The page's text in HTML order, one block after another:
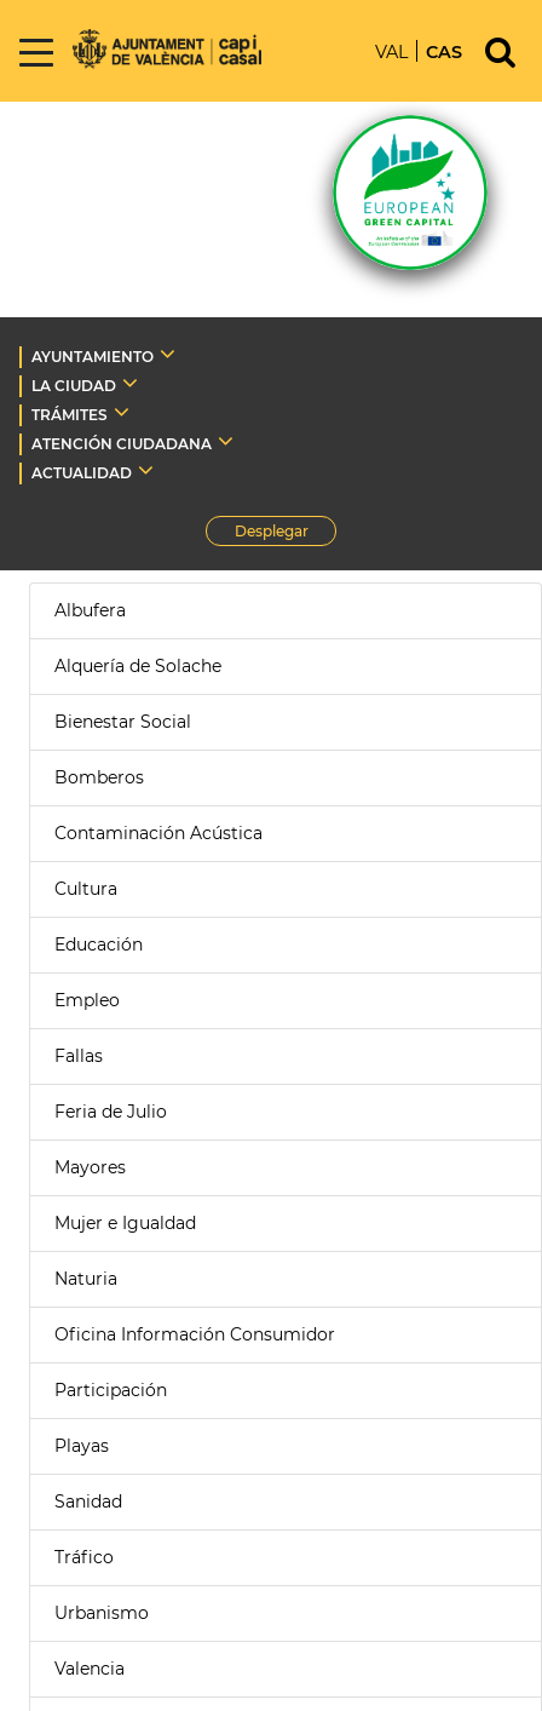
VAL CAS
AYUNTAMIENTO
LA CIUDAD
TRÁMITES
ATENCIÓN CIUDADANA
ACTUALIDAD
Desplegar
Albufera
Alquería de Solache
Bienestar Social
Bomberos
Contaminación Acústica
Cultura
Educación
Empleo
Fallas
Feria de Julio
Mayores
Mujer e Igualdad
Naturia
Oficina Información Consumidor
Participación
Playas
Sanidad
Tráfico
Urbanismo
Valencia